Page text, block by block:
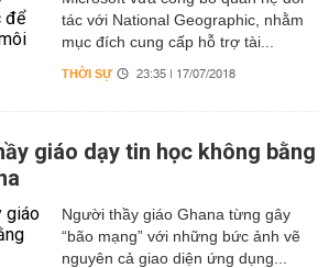
tác với National Geographic, nhằm
mục đích cung cấp hỗ trợ tài...
THỜI SỰ 23:35 | 17/07/2018
giáo dạy tin học không bằng
Người thầy giáo Ghana từng gây
“bão mạng” với những bức ảnh vẽ
nguyên cả giao diện ứng dụng...